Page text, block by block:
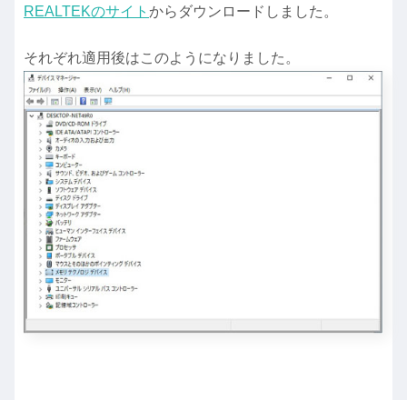
REALTEKのサイト からダウンロードしました。
それぞれ適用後はこのようになりました。